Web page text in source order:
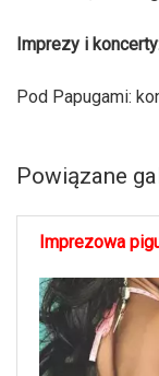
Imprezy i
Pod Papugami:
Powiązane
Imprezowa